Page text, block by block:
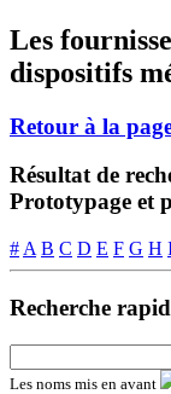
Les
dispositifs
Retour à la
Résultat de
Prototypage et
# A B C D E F G H
Recherche
Les noms mis en avant